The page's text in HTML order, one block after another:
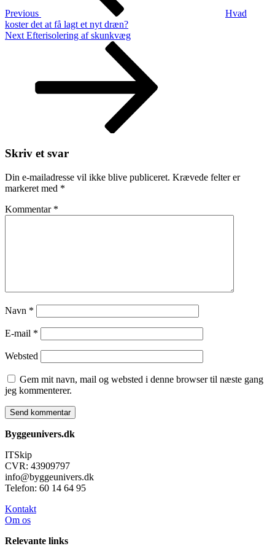
Gårdsplads?
Previous
Hvad
koster det at få lagt et nyt dræn?
Next
Next Efterisolering af skunkvæg
Skriv et svar
Din e-mailadresse vil ikke blive publiceret. Krævede felter er
markeret med *
Kommentar *
Navn *
E-mail *
Websted
Gem mit navn, mail og websted i denne browser til næste gang
jeg kommenterer.
Byggeunivers.dk
ITSkip
CVR: 43909797
info@byggeunivers.dk
Telefon: 60 14 64 95
Kontakt
Om os
Relevante links